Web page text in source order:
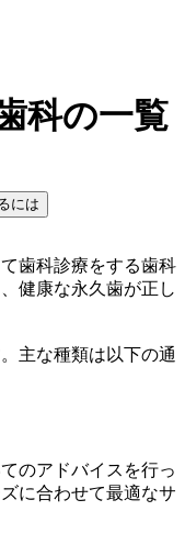
科の一覧
には
歯科診療をする歯科
健康な永久歯が正し
主な種類は以下の通
のアドバイスを行っ
に合わせて最適なサ